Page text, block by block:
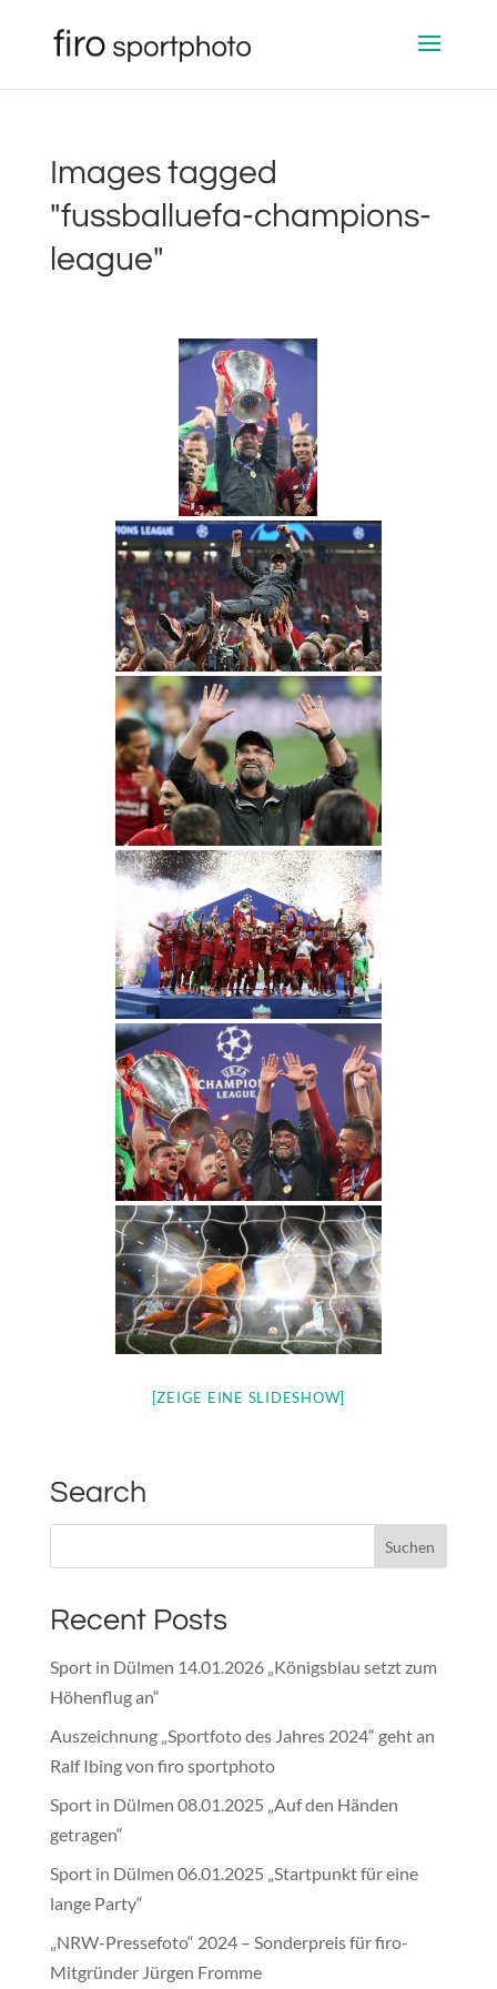
Images tagged
"fussballuefa-champions-
league"
[ZEIGE EINE SLIDESHOW]
Search
Recent Posts
Sport in Dülmen 14.01.2026 „Königsblau setzt zum
Höhenflug an“
Auszeichnung „Sportfoto des Jahres 2024“ geht an
Ralf Ibing von firo sportphoto
Sport in Dülmen 08.01.2025 „Auf den Händen
getragen“
Sport in Dülmen 06.01.2025 „Startpunkt für eine
lange Party“
„NRW-Pressefoto“ 2024 – Sonderpreis für firo-
Mitgründer Jürgen Fromme